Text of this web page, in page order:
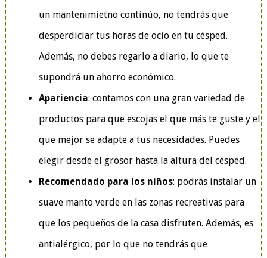
un mantenimietno continúo, no tendrás que
desperdiciar tus horas de ocio en tu césped.
Además, no debes regarlo a diario, lo que te
supondrá un ahorro económico.
Apariencia: contamos con una gran variedad de
productos para que escojas el que más te guste y el
que mejor se adapte a tus necesidades. Puedes
elegir desde el grosor hasta la altura del césped.
Recomendado para los niños: podrás instalar un
suave manto verde en las zonas recreativas para
que los pequeños de la casa disfruten. Además, es
antialérgico, por lo que no tendrás que